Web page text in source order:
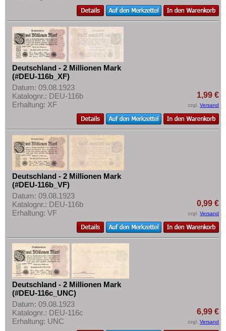
Deutschland - 2 Millionen Mark
(#DEU-116b_XF)
Datum: 09.08.1923
Katalognr.: DEU-116b
Erhaltung: XF
1,99 €
zzgl. Versand
Deutschland - 2 Millionen Mark
(#DEU-116b_VF)
Datum: 09.08.1923
Katalognr.: DEU-116b
Erhaltung: VF
0,99 €
zzgl. Versand
Deutschland - 2 Millionen Mark
(#DEU-116c_UNC)
Datum: 09.08.1923
Katalognr.: DEU-116c
Erhaltung: UNC
6,99 €
zzgl. Versand